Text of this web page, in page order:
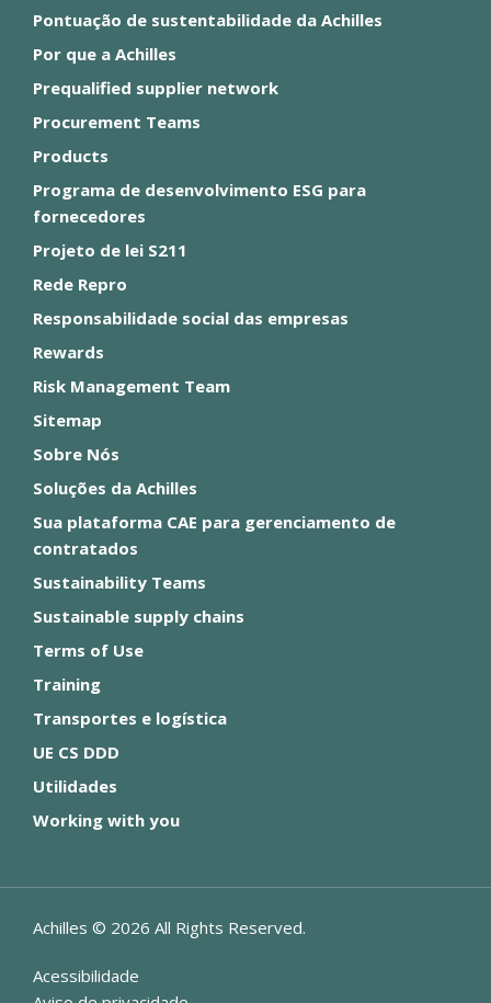
Pontuação de sustentabilidade da Achilles
Por que a Achilles
Prequalified supplier network
Procurement Teams
Products
Programa de desenvolvimento ESG para
fornecedores
Projeto de lei S211
Rede Repro
Responsabilidade social das empresas
Rewards
Risk Management Team
Sitemap
Sobre Nós
Soluções da Achilles
Sua plataforma CAE para gerenciamento de
contratados
Sustainability Teams
Sustainable supply chains
Terms of Use
Training
Transportes e logística
UE CS DDD
Utilidades
Working with you
Achilles © 2026 All Rights Reserved.
Acessibilidade